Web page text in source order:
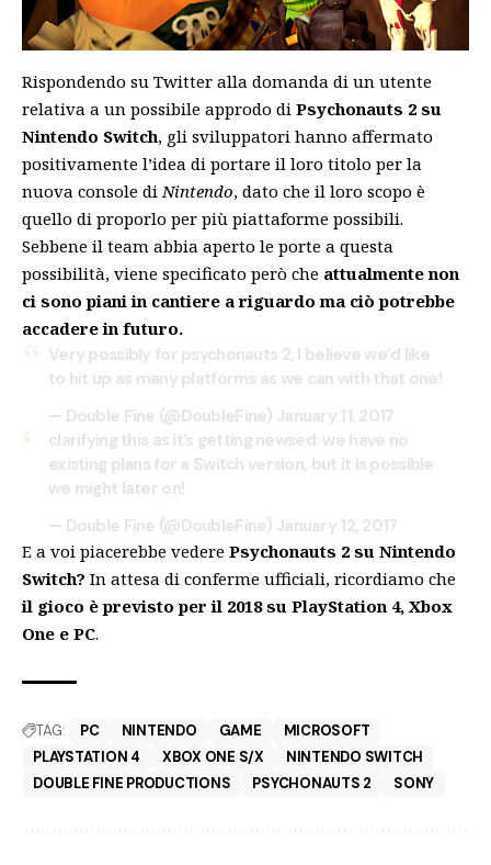
Rispondendo su Twitter alla domanda di un utente
relativa a un possibile approdo di Psychonauts 2 su
Nintendo Switch, gli sviluppatori hanno affermato
positivamente l’idea di portare il loro titolo per la
nuova console di Nintendo, dato che il loro scopo è
quello di proporlo per più piattaforme possibili.
Sebbene il team abbia aperto le porte a questa
possibilità, viene specificato però che attualmente non
ci sono piani in cantiere a riguardo ma ciò potrebbe
accadere in futuro.
Very possibly for psychonauts 2, I believe we’d like
to hit up as many platforms as we can with that one!
— Double Fine (@DoubleFine) January 11, 2017
clarifying this as it’s getting newsed: we have no
existing plans for a Switch version, but it is possible
we might later on!
— Double Fine (@DoubleFine) January 12, 2017
E a voi piacerebbe vedere Psychonauts 2 su Nintendo
Switch? In attesa di conferme ufficiali, ricordiamo che
il gioco è previsto per il 2018 su PlayStation 4, Xbox
One e PC.
TAG: PC NINTENDO GAME
MICROSOFT
PLAYSTATION 4
XBOX ONE S/X
NINTENDO SWITCH
DOUBLE FINE PRODUCTIONS
PSYCHONAUTS 2 SONY